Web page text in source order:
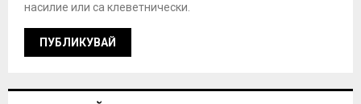
насилие или са клеветнически.